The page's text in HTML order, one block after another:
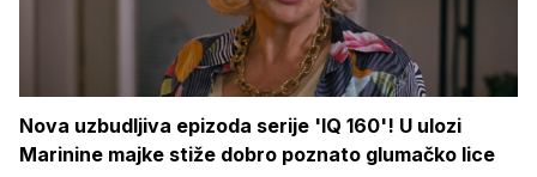
Nova uzbudljiva epizoda serije 'IQ 160'! U ulozi
Marinine majke stiže dobro poznato glumačko lice